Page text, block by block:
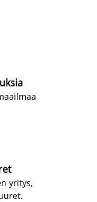
yritys,